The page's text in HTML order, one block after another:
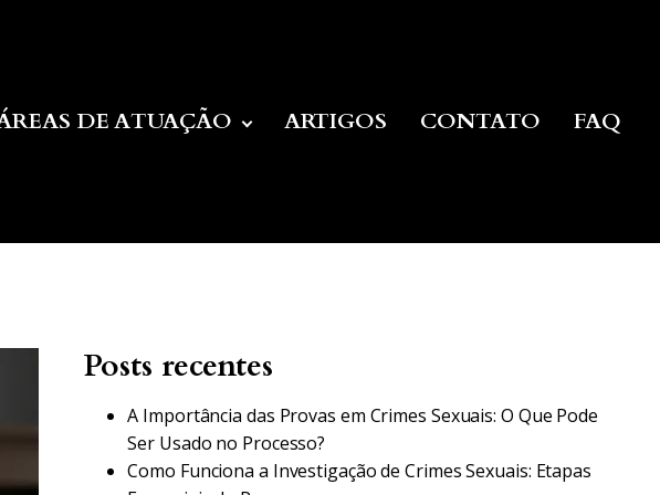
DE ATUAÇÃO ARTIGOS CONTATO FAQ
Posts recentes
A Importância das Provas em Crimes Sexuais: O Que Pode
Ser Usado no Processo?
Como Funciona a Investigação de Crimes Sexuais: Etapas